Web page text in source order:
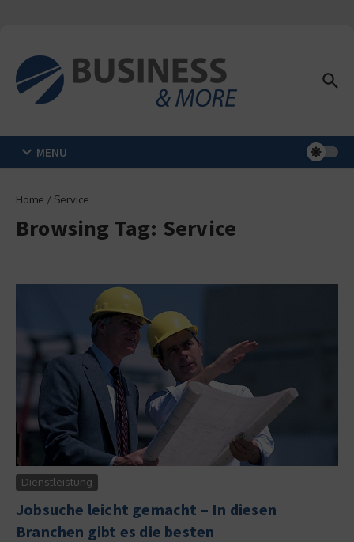
MENU
Home / Service
Browsing Tag: Service
Dienstleistung
Jobsuche leicht gemacht – In diesen
Branchen gibt es die besten